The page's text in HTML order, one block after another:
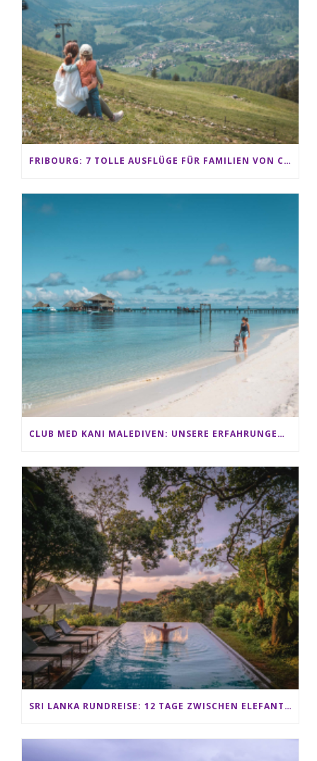
FRIBOURG: 7 TOLLE AUSFLÜGE FÜR FAMILIEN VON CHARMEY BIS LES PACCOTS
CLUB MED KANI MALEDIVEN: UNSERE ERFAHRUNGEN IM ALL-INCLUSIVE PARADIES
SRI LANKA RUNDREISE: 12 TAGE ZWISCHEN ELEFANTEN, TEEPLANTAGEN & STRAND ALS FAMILIE